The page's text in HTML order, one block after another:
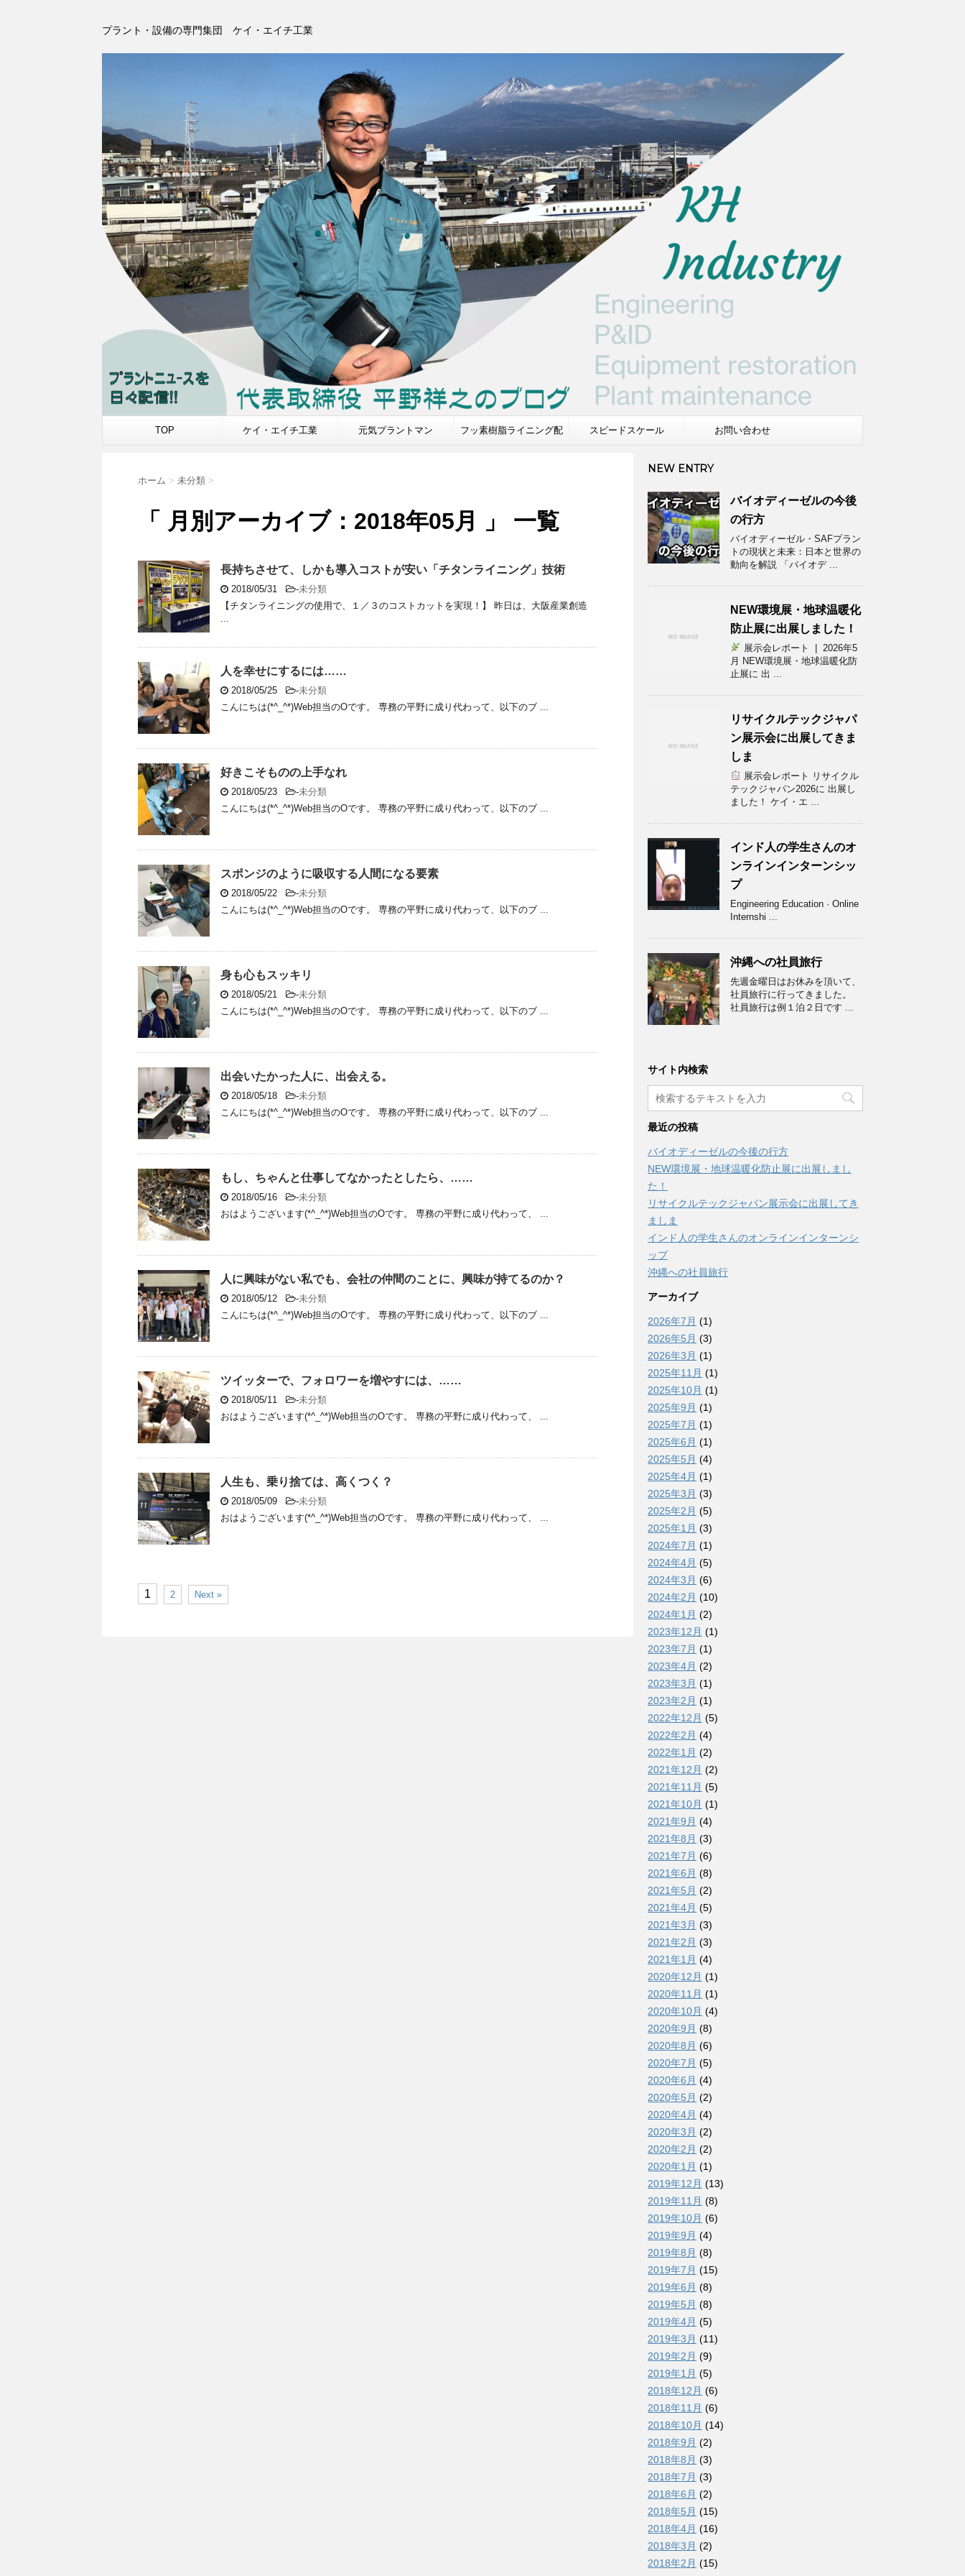
プラント・設備の専門集団 ケイ・エイチ工業
TOP ケイ・エイチ工業 元気プラントマン フッ素樹脂ライニング配 スピードスケール お問い合わせ
ホーム > 未分類 >
「 月別アーカイブ：2018年05月 」 一覧
長持ちさせて、しかも導入コストが安い「チタンライニング」技術
2018/05/31 -未分類
【チタンライニングの使用で、１／３のコストカットを実現！】 昨日は、大阪産業創造
人を幸せにするには……
2018/05/25 -未分類
こんにちは(*^_^*)Web担当のOです。 専務の平野に成り代わって、以下のブ ...
好きこそものの上手なれ
2018/05/23 -未分類
こんにちは(*^_^*)Web担当のOです。 専務の平野に成り代わって、以下のブ ...
スポンジのように吸収する人間になる要素
2018/05/22 -未分類
こんにちは(*^_^*)Web担当のOです。 専務の平野に成り代わって、以下のブ ...
身も心もスッキリ
2018/05/21 -未分類
こんにちは(*^_^*)Web担当のOです。 専務の平野に成り代わって、以下のブ ...
出会いたかった人に、出会える。
2018/05/18 -未分類
こんにちは(*^_^*)Web担当のOです。 専務の平野に成り代わって、以下のブ ...
もし、ちゃんと仕事してなかったとしたら、……
2018/05/16 -未分類
おはようございます(*^_^*)Web担当のOです。 専務の平野に成り代わって、 ...
人に興味がない私でも、会社の仲間のことに、興味が持てるのか？
2018/05/12 -未分類
こんにちは(*^_^*)Web担当のOです。 専務の平野に成り代わって、以下のブ ...
ツイッターで、フォロワーを増やすには、……
2018/05/11 -未分類
おはようございます(*^_^*)Web担当のOです。 専務の平野に成り代わって、 ...
人生も、乗り捨ては、高くつく？
2018/05/09 -未分類
おはようございます(*^_^*)Web担当のOです。 専務の平野に成り代わって、 ...
1 2 Next »
NEW ENTRY
バイオディーゼルの今後
の行方
バイオディーゼル・SAFプラン
トの現状と未来：日本と世界の
動向を解説 「バイオデ ...
NEW環境展・地球温暖化
防止展に出展しました！
展示会レポート | 2026年5
月 NEW環境展・地球温暖化防
止展に 出 ...
リサイクルテックジャパ
ン展示会に出展してきま
しま
展示会レポート リサイクル
テックジャパン2026に 出展し
ました！ ケイ・エ ...
インド人の学生さんのオ
ンラインインターンシッ
プ
Engineering Education · Online
Internshi ...
沖縄への社員旅行
先週金曜日はお休みを頂いて、
社員旅行に行ってきました。
社員旅行は例１泊２日です ...
サイト内検索
最近の投稿
バイオディーゼルの今後の行方
NEW環境展・地球温暖化防止展に出展しまし
た！
リサイクルテックジャパン展示会に出展してき
ましま
インド人の学生さんのオンラインインターンシ
ップ
沖縄への社員旅行
アーカイブ
2026年7月 (1)
2026年5月 (3)
2026年3月 (1)
2025年11月 (1)
2025年10月 (1)
2025年9月 (1)
2025年7月 (1)
2025年6月 (1)
2025年5月 (4)
2025年4月 (1)
2025年3月 (3)
2025年2月 (5)
2025年1月 (3)
2024年7月 (1)
2024年4月 (5)
2024年3月 (6)
2024年2月 (10)
2024年1月 (2)
2023年12月 (1)
2023年7月 (1)
2023年4月 (2)
2023年3月 (1)
2023年2月 (1)
2022年12月 (5)
2022年2月 (4)
2022年1月 (2)
2021年12月 (2)
2021年11月 (5)
2021年10月 (1)
2021年9月 (4)
2021年8月 (3)
2021年7月 (6)
2021年6月 (8)
2021年5月 (2)
2021年4月 (5)
2021年3月 (3)
2021年2月 (3)
2021年1月 (4)
2020年12月 (1)
2020年11月 (1)
2020年10月 (4)
2020年9月 (8)
2020年8月 (6)
2020年7月 (5)
2020年6月 (4)
2020年5月 (2)
2020年4月 (4)
2020年3月 (2)
2020年2月 (2)
2020年1月 (1)
2019年12月 (13)
2019年11月 (8)
2019年10月 (6)
2019年9月 (4)
2019年8月 (8)
2019年7月 (15)
2019年6月 (8)
2019年5月 (8)
2019年4月 (5)
2019年3月 (11)
2019年2月 (9)
2019年1月 (5)
2018年12月 (6)
2018年11月 (6)
2018年10月 (14)
2018年9月 (2)
2018年8月 (3)
2018年7月 (3)
2018年6月 (2)
2018年5月 (15)
2018年4月 (16)
2018年3月 (2)
2018年2月 (15)